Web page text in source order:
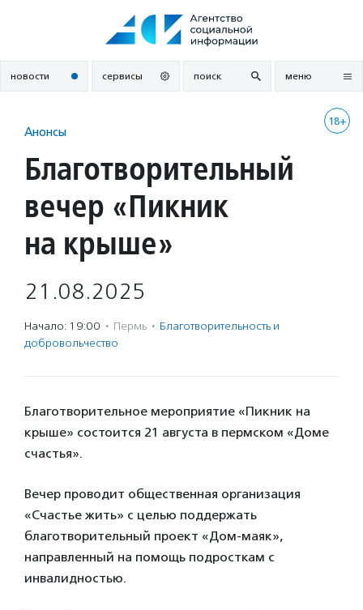
новости сервисы поиск меню
18+
Анонсы
Благотворительный
вечер «Пикник
на крыше»
21.08.2025
Начало: 19:00 · Пермь · Благотвори­тель­ность и
доброволь­чест­во
Благотворительное мероприятие «Пикник на
крыше» состоится 21 августа в пермском «Доме
счастья».
Вечер проводит общественная организация
«Счастье жить» с целью поддержать
благотворительный проект «Дом-маяк»,
направленный на помощь подросткам с
инвалидностью.